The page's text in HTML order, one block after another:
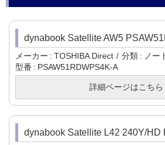
dynabook Satellite AW5
メーカー TOSHIBA Direct 分類
ノー
型番
PSAW51RDWPS4K-A
詳細ページはこちら
dynabook Satellite L42 240Y/HD